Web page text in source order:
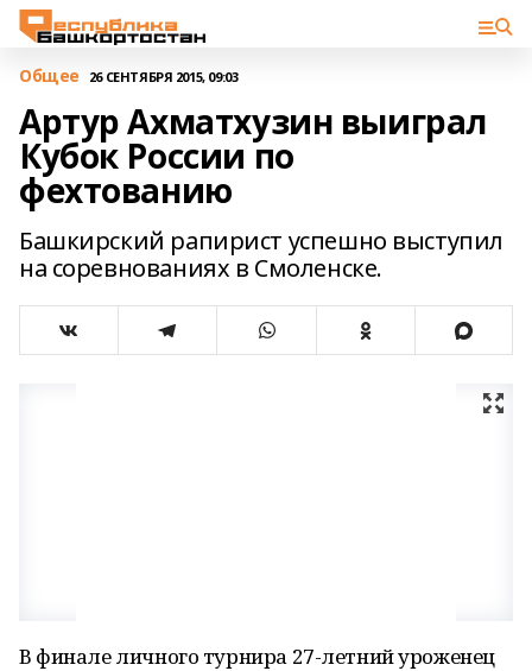
Общее 26 СЕНТЯБРЯ 2015, 09:03
Артур Ахматхузин выиграл
Кубок России по
фехтованию
Башкирский рапирист успешно выступил
на соревнованиях в Смоленске.
В финале личного турнира 27-летний уроженец